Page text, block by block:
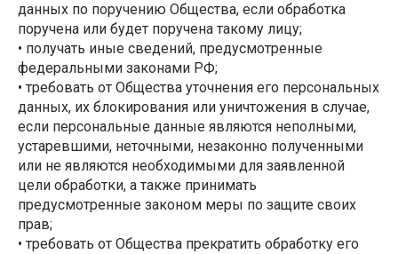
данных по поручению Общества, если обработка
поручена или будет поручена такому лицу;
• получать иные сведений, предусмотренные
федеральными законами РФ;
• требовать от Общества уточнения его персональных
данных, их блокирования или уничтожения в случае,
если персональные данные являются неполными,
устаревшими, неточными, незаконно полученными
или не являются необходимыми для заявленной
цели обработки, а также принимать
предусмотренные законом меры по защите своих
прав;
• требовать от Общества прекратить обработку его